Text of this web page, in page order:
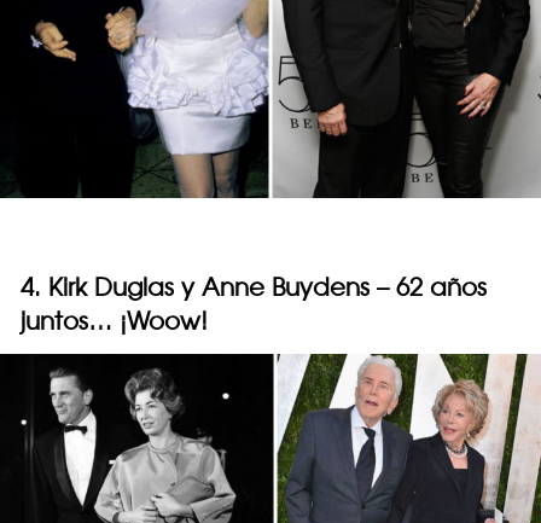
4. Kirk Duglas y Anne Buydens – 62 años
juntos… ¡Woow!